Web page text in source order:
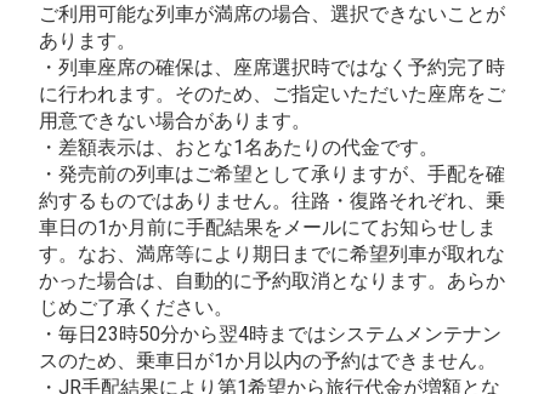
ご利用可能な列車が満席の場合、選択できないことが
あります。
・列車座席の確保は、座席選択時ではなく予約完了時
に行われます。そのため、ご指定いただいた座席をご
用意できない場合があります。
・差額表示は、おとな1名あたりの代金です。
・発売前の列車はご希望として承りますが、手配を確
約するものではありません。往路・復路それぞれ、乗
車日の1か月前に手配結果をメールにてお知らせしま
す。なお、満席等により期日までに希望列車が取れな
かった場合は、自動的に予約取消となります。あらか
じめご了承ください。
・毎日23時50分から翌4時まではシステムメンテナン
スのため、乗車日が1か月以内の予約はできません。
・JR手配結果により第1希望から旅行代金が増額とな